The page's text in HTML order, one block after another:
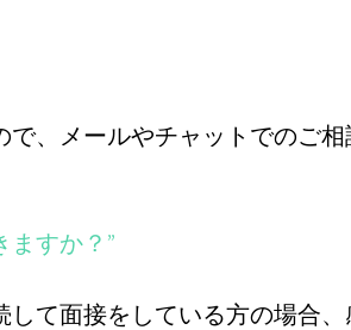
、メールやチャットでのご相
ますか？”
て面接をしている方の場合